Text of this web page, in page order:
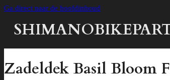
Ga direct naar de hoofdinhoud
Zadeldek Basil Bloom